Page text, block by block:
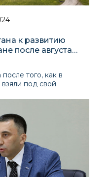
к развитию
после августа
того, как в
взяли под свой
проактивную,
конструктивных,
отношений с новыми
Ашхабад стре